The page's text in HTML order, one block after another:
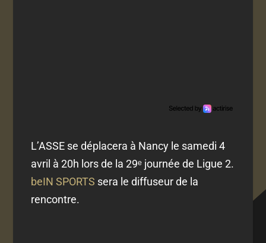
L’ASSE se déplacera à Nancy le samedi 4
avril à 20h lors de la 29ᵉ journée de Ligue 2.
beIN SPORTS sera le diffuseur de la
rencontre.